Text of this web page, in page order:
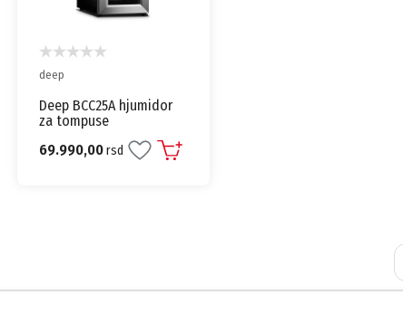
deep
Deep BCC25A hjumidor
za tompuse
69.990,00rsd